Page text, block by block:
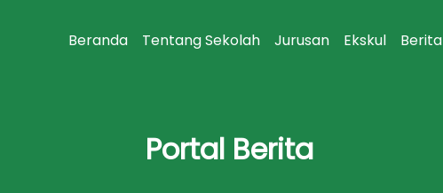
Beranda Tentang Sekolah Jurusan Ekskul Berita
Portal Berita